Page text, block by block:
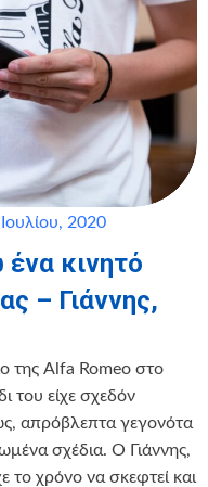
2020
κινητό
– Γιάννης,
της Alfa Romeo στο
του είχε σχεδόν
απρόβλεπτα γεγονότα
σχέδια. Ο Γιάννης,
το χρόνο να σκεφτεί και